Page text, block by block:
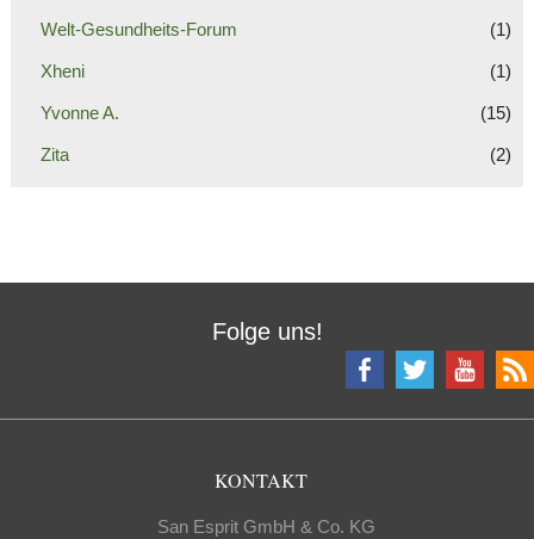
Welt-Gesundheits-Forum (1)
Xheni (1)
Yvonne A. (15)
Zita (2)
Folge uns!
KONTAKT
San Esprit GmbH & Co. KG